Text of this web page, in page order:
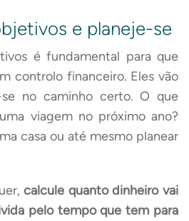
e planeje-se
é fundamental para que
controlo financeiro. Eles vão
no caminho certo. O que
viagem no próximo ano?
casa ou até mesmo planear
calcule quanto dinheiro vai
pelo tempo que tem para